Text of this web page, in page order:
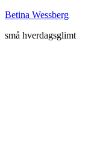
Betina Wessberg
små hverdagsglimt